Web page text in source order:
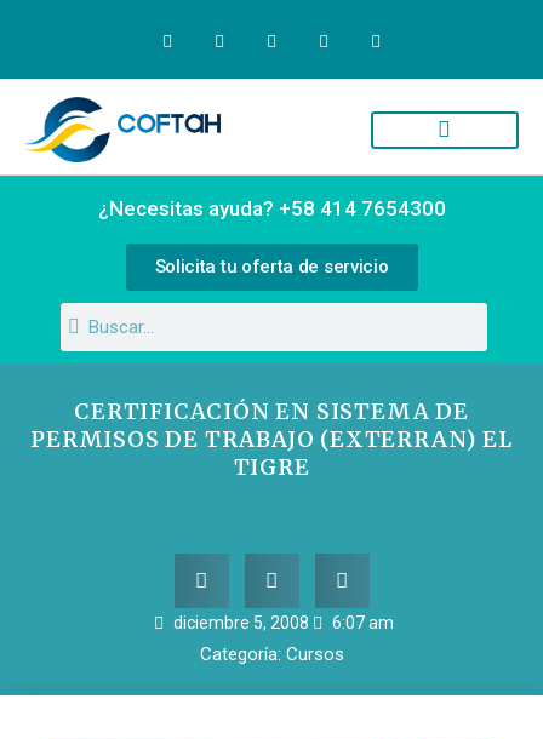
¿Necesitas ayuda? +58 414 7654300
Solicita tu oferta de servicio
CERTIFICACIÓN EN SISTEMA DE
PERMISOS DE TRABAJO (EXTERRAN) EL
TIGRE
diciembre 5, 2008 6:07 am
Categoría: Cursos